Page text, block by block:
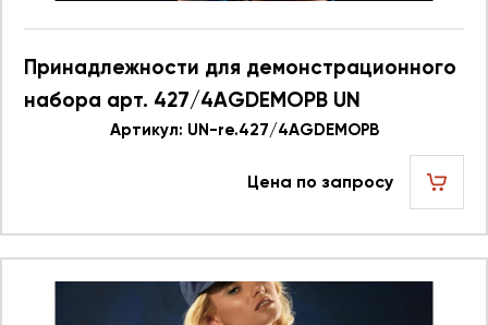
Принадлежности для демонстрационного
набора арт. 427/4AGDEMOPB UN
re.427/4AGDEMOPB 623744
Артикул: UN-re.427/4AGDEMOPB
Цена по запросу